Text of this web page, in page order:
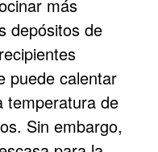
más
depósitos de
puede calentar
temperatura de
Sin embargo,